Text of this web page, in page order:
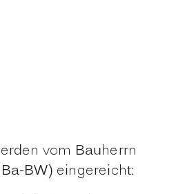
vom Bauherrn
BW) eingereicht: